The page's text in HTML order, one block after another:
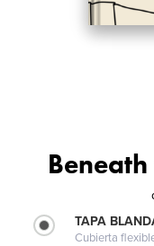
TAPA
Cubierta